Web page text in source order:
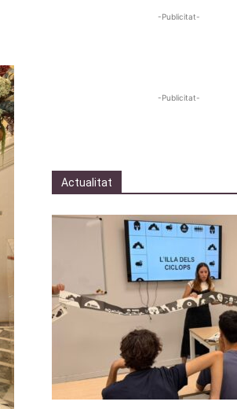
-Publicitat-
-Publicitat-
Actualitat